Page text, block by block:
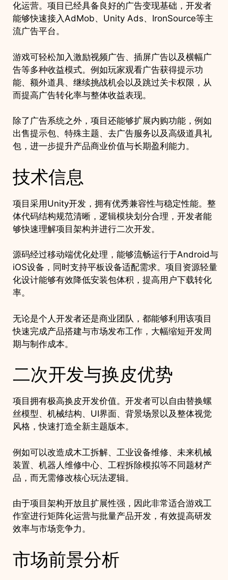
化运营。项目已经具备良好的广告变现基础，开发者
能够快速接入AdMob、Unity Ads、IronSource等主
流广告平台。
游戏可轻松加入激励视频广告、插屏广告以及横幅广
告等多种收益模式。例如玩家观看广告获得提示功
能、额外道具、继续挑战机会以及跳过关卡权限，从
而提高广告转化率与整体收益表现。
除了广告系统之外，项目还能够扩展内购功能，例如
出售提示包、特殊主题、去广告服务以及高级道具礼
包，进一步提升产品商业价值与长期盈利能力。
技术信息
项目采用Unity开发，拥有优秀兼容性与稳定性能。整
体代码结构规范清晰，逻辑模块划分合理，开发者能
够快速理解项目架构并进行二次开发。
源码经过移动端优化处理，能够流畅运行于Android与
iOS设备，同时支持平板设备适配需求。项目资源轻量
化设计能够有效降低安装包体积，提高用户下载转化
率。
无论是个人开发者还是商业团队，都能够利用该项目
快速完成产品搭建与市场发布工作，大幅缩短开发周
期与制作成本。
二次开发与换皮优势
项目拥有极高换皮开发价值。开发者可以自由替换螺
丝模型、机械结构、UI界面、背景场景以及整体视觉
风格，快速打造全新主题版本。
例如可以改造成木工拆解、工业设备维修、未来机械
装置、机器人维修中心、工程拆除模拟等不同题材产
品，而无需修改核心玩法逻辑。
由于项目架构开放且扩展性强，因此非常适合游戏工
作室进行矩阵化运营与批量产品开发，有效提高研发
效率与市场竞争力。
市场前景分析